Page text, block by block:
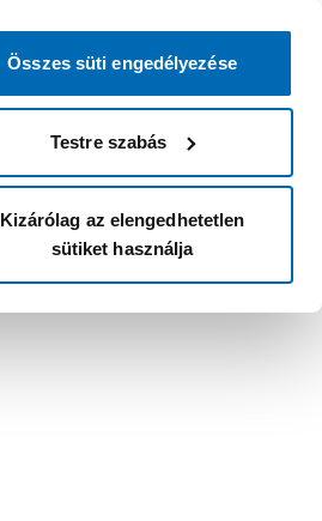
Összes süti engedélyezése
Testre szabás
Kizárólag az elengedhetetlen
sütiket használja